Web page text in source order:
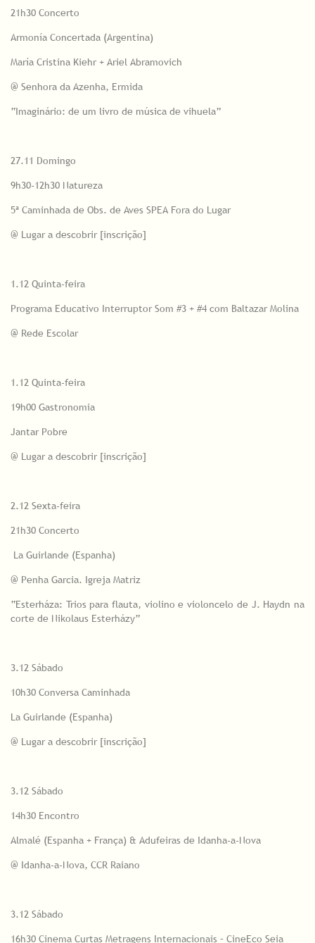
21h30 Concerto
Armonía Concertada (Argentina)
María Cristina Kiehr + Ariel Abramovich
@ Senhora da Azenha, Ermida
“Imaginário: de um livro de música de vihuela”
27.11 Domingo
9h30-12h30 Natureza
5ª Caminhada de Obs. de Aves SPEA Fora do Lugar
@ Lugar a descobrir [inscrição]
1.12 Quinta-feira
Programa Educativo Interruptor Som #3 + #4 com Baltazar Molina
@ Rede Escolar
1.12 Quinta-feira
19h00 Gastronomia
Jantar Pobre
@ Lugar a descobrir [inscrição]
2.12 Sexta-feira
21h30 Concerto
La Guirlande (Espanha)
@ Penha Garcia. Igreja Matriz
“Esterháza: Trios para flauta, violino e violoncelo de J. Haydn na
corte de Nikolaus Esterházy”
3.12 Sábado
10h30 Conversa Caminhada
La Guirlande (Espanha)
@ Lugar a descobrir [inscrição]
3.12 Sábado
14h30 Encontro
Almalé (Espanha + França) & Adufeiras de Idanha-a-Nova
@ Idanha-a-Nova, CCR Raiano
3.12 Sábado
16h30 Cinema Curtas Metragens Internacionais – CineEco Seia